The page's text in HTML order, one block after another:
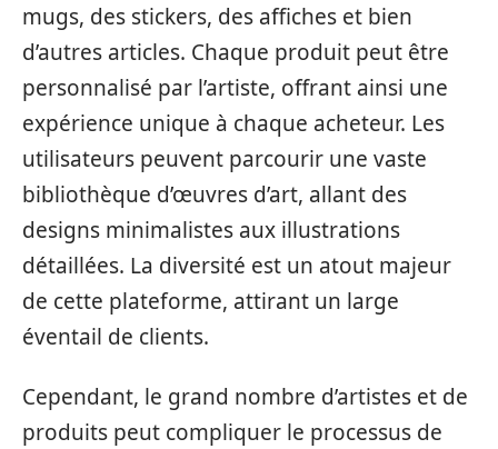
mugs, des stickers, des affiches et bien
d’autres articles. Chaque produit peut être
personnalisé par l’artiste, offrant ainsi une
expérience unique à chaque acheteur. Les
utilisateurs peuvent parcourir une vaste
bibliothèque d’œuvres d’art, allant des
designs minimalistes aux illustrations
détaillées. La diversité est un atout majeur
de cette plateforme, attirant un large
éventail de clients.
Cependant, le grand nombre d’artistes et de
produits peut compliquer le processus de